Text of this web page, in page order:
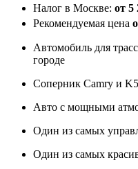
Налог в Москве: от 5
Рекомендуемая цена
Автомобиль для
городе
Соперник Camry и
Авто с мощными
Один из самых
Один из самых